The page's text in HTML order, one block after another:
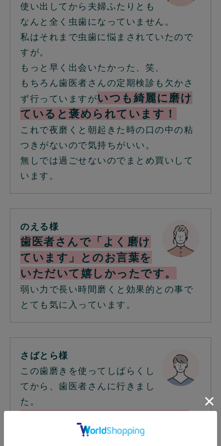
使い出してから夫婦ふたりとも
なんと全く虫歯になっていません。
私はそれまで虫歯に悩まされていたので
すが。
もっと早く出会いたかった、笑、
もちろん歯医者さんの定期検診も欠かさ
ず行っていますがいつも綺麗に磨け
ていると褒められています！
これで夜磨くと朝起きた時の口の中の粘
つきがないので気持ちがいい。
無しでは過ごせないのでまとめ買いして
います。
のえる様
歯医者さんで「よく磨け
ています」とのお言葉を
いただいて嬉しかったです。
弱い力で長い時間磨くと効果的との事で
とても気に入っています。
さばとら様
この歯磨きを使ってしばらくし
てから、歯医者さんに行きまし
た。
すと褒められました。